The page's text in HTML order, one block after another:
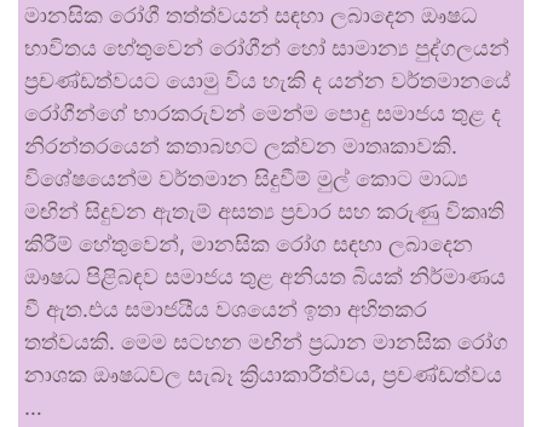
මානසික රෝගී තත්ත්වයන් සඳහා ලබාදෙන ඖෂධ
භාවිතය හේතුවෙන් රෝගීන් හෝ සාමාන්‍ය පුද්ගලයන්
ප්‍රචණ්ඩත්වයට යොමු විය හැකි ද යන්න වර්තමානයේ
රෝගීන්ගේ භාරකරුවන් මෙන්ම පොදු සමාජය තුළ ද
නිරන්තරයෙන් කතාබහට ලක්වන මාතෘකාවකි.
විශේෂයෙන්ම වර්තමාන සිදුවීම් මුල් කොට මාධ්‍ය
මඟින් සිදුවන ඇතැම් අසත්‍ය ප්‍රචාර සහ කරුණු විකෘති
කිරීම් හේතුවෙන්, මානසික රෝග සඳහා ලබාදෙන
ඖෂධ පිළිබඳව සමාජය තුළ අනියත බියක් නිර්මාණය
වී ඇත.එය සමාජයීය වශයෙන් ඉතා අහිතකර
තත්වයකි. මෙම සටහන මඟින් ප්‍රධාන මානසික රෝග
නාශක ඖෂධවල සැබෑ ක්‍රියාකාරීත්වය, ප්‍රචණ්ඩත්වය
…